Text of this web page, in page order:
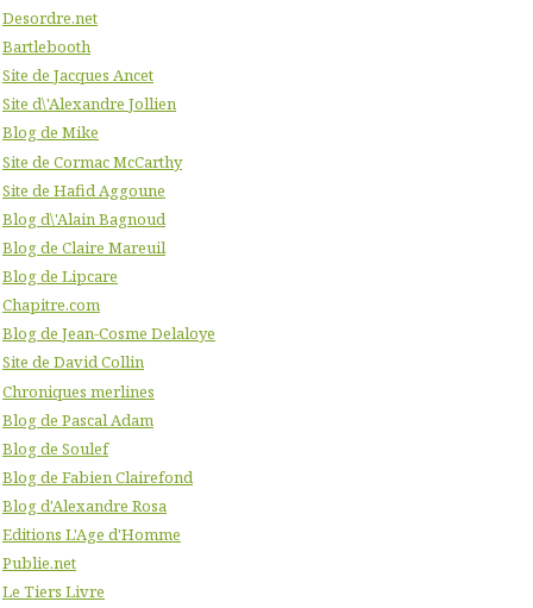
Desordre.net
Bartlebooth
Site de Jacques Ancet
Site d\'Alexandre Jollien
Blog de Mike
Site de Cormac McCarthy
Site de Hafid Aggoune
Blog d\'Alain Bagnoud
Blog de Claire Mareuil
Blog de Lipcare
Chapitre.com
Blog de Jean-Cosme Delaloye
Site de David Collin
Chroniques merlines
Blog de Pascal Adam
Blog de Soulef
Blog de Fabien Clairefond
Blog d'Alexandre Rosa
Editions L'Age d'Homme
Publie.net
Le Tiers Livre